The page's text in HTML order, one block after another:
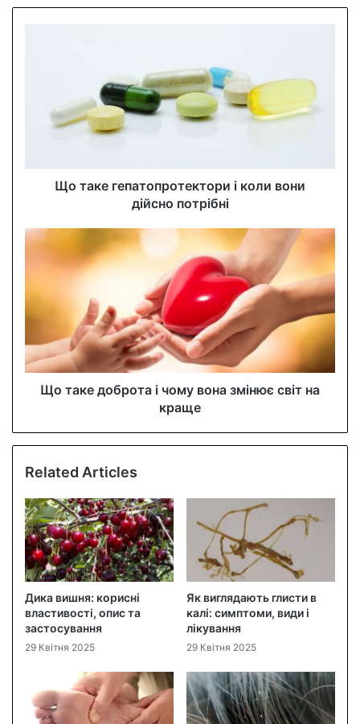
s
Що таке гепатопротектори і коли вони
дійсно потрібні
Що таке доброта і чому вона змінює світ на
краще
Related Articles
Дика вишня: корисні
властивості, опис та
застосування
29 Квітня 2025
Як виглядають глисти в
калі: симптоми, види і
лікування
29 Квітня 2025